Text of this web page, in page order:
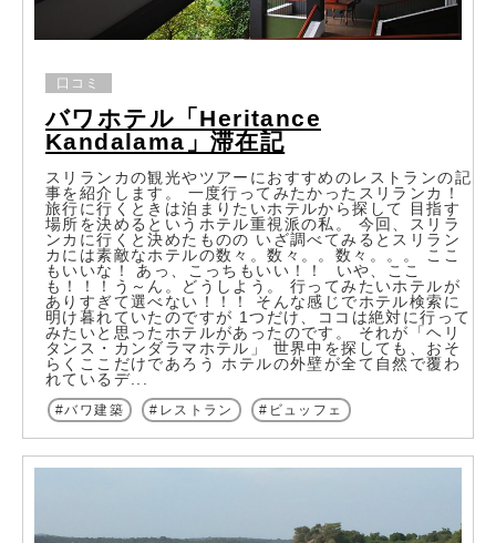
バワホテル「Heritance
Kandalama」滞在記
口コミ
スリランカの観光やツアーにおすすめのレストランの記
事を紹介します。 一度行ってみたかったスリランカ！
旅行に行くときは泊まりたいホテルから探して 目指す
場所を決めるというホテル重視派の私。 今回、スリラ
ンカに行くと決めたものの いざ調べてみるとスリラン
カには素敵なホテルの数々。数々。。数々。。。 ここ
もいいな！ あっ、こっちもいい！！ いや、ここ
も！！！う～ん。どうしよう。 行ってみたいホテルが
ありすぎて選べない！！！ そんな感じでホテル検索に
明け暮れていたのですが 1つだけ、ココは絶対に行って
みたいと思ったホテルがあったのです。 それが「ヘリ
タンス・カンダラマホテル」 世界中を探しても、おそ
らくここだけであろう ホテルの外壁が全て自然で覆わ
れているデ...
バワ建築 レストラン ビュッフェ